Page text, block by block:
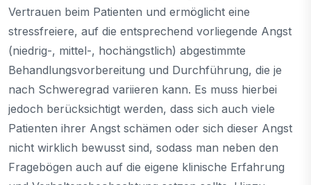
Vertrauen beim Patienten und ermöglicht eine
stressfreiere, auf die entsprechend vorliegende Angst
(niedrig-, mittel-, hochängstlich) abgestimmte
Behandlungsvorbereitung und Durchführung, die je
nach Schweregrad variieren kann. Es muss hierbei
jedoch berücksichtigt werden, dass sich auch viele
Patienten ihrer Angst schämen oder sich dieser Angst
nicht wirklich bewusst sind, sodass man neben den
Fragebögen auch auf die eigene klinische Erfahrung